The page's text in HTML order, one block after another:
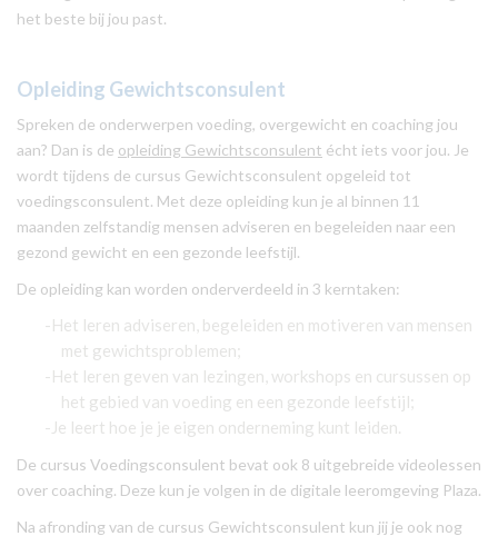
het beste bij jou past.
Opleiding Gewichtsconsulent
Spreken de onderwerpen voeding, overgewicht en coaching jou
aan? Dan is de opleiding Gewichtsconsulent écht iets voor jou. Je
wordt tijdens de cursus Gewichtsconsulent opgeleid tot
voedingsconsulent. Met deze opleiding kun je al binnen 11
maanden zelfstandig mensen adviseren en begeleiden naar een
gezond gewicht en een gezonde leefstijl.
De opleiding kan worden onderverdeeld in 3 kerntaken:
Het leren adviseren, begeleiden en motiveren van mensen
met gewichtsproblemen;
Het leren geven van lezingen, workshops en cursussen op
het gebied van voeding en een gezonde leefstijl;
Je leert hoe je je eigen onderneming kunt leiden.
De cursus Voedingsconsulent bevat ook 8 uitgebreide videolessen
over coaching. Deze kun je volgen in de digitale leeromgeving Plaza.
Na afronding van de cursus Gewichtsconsulent kun jij je ook nog